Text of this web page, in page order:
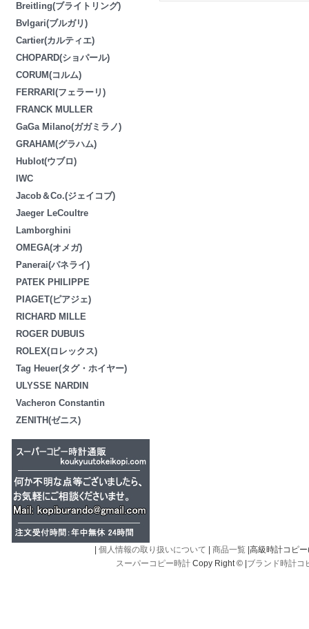
Breitling(ブライトリング)
Bvlgari(ブルガリ)
Cartier(カルティエ)
CHOPARD(ショパール)
CORUM(コルム)
FERRARI(フェラーリ)
FRANCK MULLER
GaGa Milano(ガガミラノ)
GRAHAM(グラハム)
Hublot(ウブロ)
IWC
Jacob＆Co.(ジェイコブ)
Jaeger LeCoultre
Lamborghini
OMEGA(オメガ)
Panerai(パネライ)
PATEK PHILIPPE
PIAGET(ピアジェ)
RICHARD MILLE
ROGER DUBUIS
ROLEX(ロレックス)
Tag Heuer(タグ・ホイヤー)
ULYSSE NARDIN
Vacheron Constantin
ZENITH(ゼニス)
個人情報の取り扱いについて 商品一覧 |高級時計コピ
スーパーコピー時計Copy Right © | ブランド時計コ